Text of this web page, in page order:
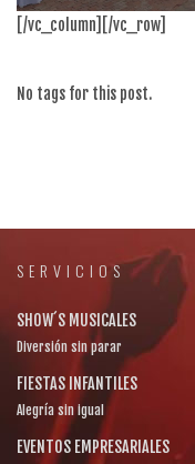
[/vc_column][/vc_row]
No tags for this post.
SERVICIOS
SHOW´S MUSICALES
Diversión sin parar
FIESTAS INFANTILES
Alegría sin igual
EVENTOS EMPRESARIALES